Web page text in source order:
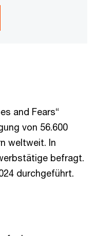
and Fears“
von 56.600
weltweit. In
befragt.
durchgeführt.